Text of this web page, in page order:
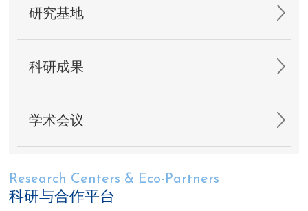
研究基地
科研成果
学术会议
Research Centers & Eco-Partners
科研与合作平台